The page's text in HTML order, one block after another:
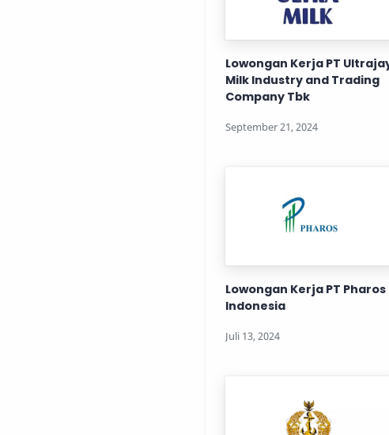
Lowongan Kerja PT
Milk Industry and Trading
Company Tbk
Lowongan Kerja PT Pharos
Indonesia